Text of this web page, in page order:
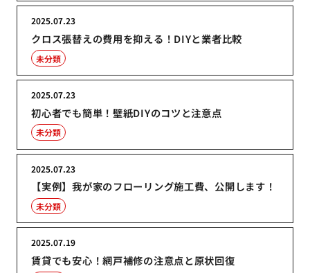
クロス張替えの費用を抑える！DIYと業者比較
2025.07.23
未分類
初心者でも簡単！壁紙DIYのコツと注意点
2025.07.23
未分類
【実例】我が家のフローリング施工費、公開します！
2025.07.23
未分類
賃貸でも安心！網戸補修の注意点と原状回復
2025.07.19